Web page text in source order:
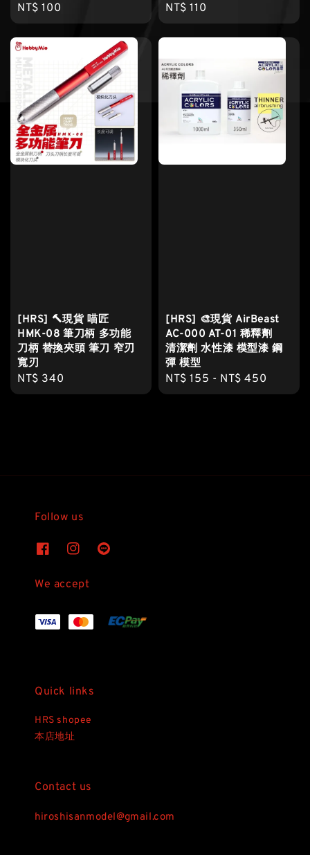
Regular
price
NT$ 100
Regular
price
NT$ 110
[HRS] 🔨現貨 喵匠
HMK-08 筆刀柄 多功能
刀柄 替換夾頭 筆刀 窄刃
寬刃
Regular
price
NT$ 340
[HRS] 🎨現貨 AirBeast
AC-000 AT-01 稀釋劑
清潔劑 水性漆 模型漆 鋼
彈 模型
Regular
price
NT$ 155 - NT$ 450
Follow us
We accept
Quick links
HRS shopee
本店地址
Contact us
hiroshisanmodel@gmail.com